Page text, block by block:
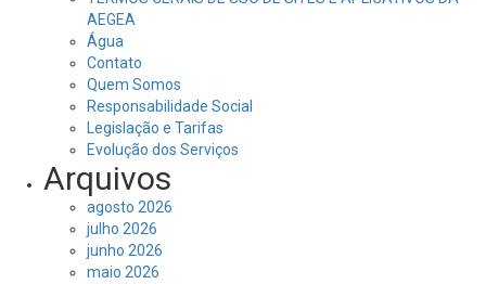
AEGEA
Água
Contato
Quem Somos
Responsabilidade Social
Legislação e Tarifas
Evolução dos Serviços
Arquivos
agosto 2026
julho 2026
junho 2026
maio 2026